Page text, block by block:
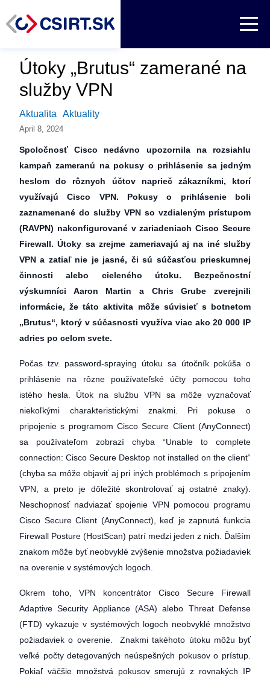
Útoky „Brutus“ zamerané na
služby VPN
Aktualita Aktuality
April 8, 2024
Spoločnosť Cisco nedávno upozornila na rozsiahlu
kampaň zameranú na pokusy o prihlásenie sa jedným
heslom do rôznych účtov naprieč zákazníkmi, ktorí
využívajú Cisco VPN. Pokusy o prihlásenie boli
zaznamenané do služby VPN so vzdialeným prístupom
(RAVPN) nakonfigurované v zariadeniach Cisco Secure
Firewall. Útoky sa zrejme zameriavajú aj na iné služby
VPN a zatiaľ nie je jasné, či sú súčasťou prieskumnej
činnosti alebo cieleného útoku. Bezpečnostní
výskumníci Aaron Martin a Chris Grube zverejnili
informácie, že táto aktivita môže súvisieť s botnetom
„Brutus“, ktorý v súčasnosti využíva viac ako 20 000 IP
adries po celom svete.
Počas tzv. password-spraying útoku sa útočník pokúša o
prihlásenie na rôzne používateľské účty pomocou toho
istého hesla. Útok na službu VPN sa môže vyznačovať
niekoľkými charakteristickými znakmi. Pri pokuse o
pripojenie s programom Cisco Secure Client (AnyConnect)
sa používateľom zobrazí chyba “Unable to complete
connection: Cisco Secure Desktop not installed on the client“
(chyba sa môže objaviť aj pri iných problémoch s pripojením
VPN, a preto je dôležité skontrolovať aj ostatné znaky).
Neschopnosť nadviazať spojenie VPN pomocou programu
Cisco Secure Client (AnyConnect), keď je zapnutá funkcia
Firewall Posture (HostScan) patrí medzi jeden z nich. Ďalším
znakom môže byť neobvyklé zvýšenie množstva požiadaviek
na overenie v systémových logoch.
Okrem toho, VPN koncentrátor Cisco Secure Firewall
Adaptive Security Appliance (ASA) alebo Threat Defense
(FTD) vykazuje v systémových logoch neobvyklé množstvo
požiadaviek o overenie. Znakmi takéhoto útoku môžu byť
veľké počty detegovaných neúspešných pokusov o prístup.
Pokiaľ väčšie množstvá pokusov smerujú z rovnakých IP